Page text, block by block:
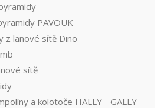
PAVOUK
z lanové sítě Dino
sítě
a kolotoče HALLY - GALLY